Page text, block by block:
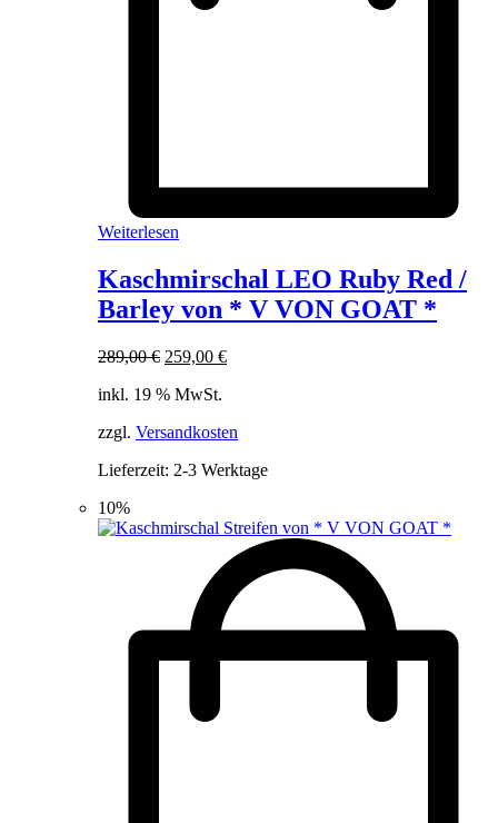
Weiterlesen
Kaschmirschal LEO Ruby Red /
Barley von * V VON GOAT *
289,00€ Ursprünglicher
war:
259,00 €Aktueller
inkl. 19 % MwSt.
zzgl. Versandkosten
Lieferzeit: 2-3 Werktage
10%